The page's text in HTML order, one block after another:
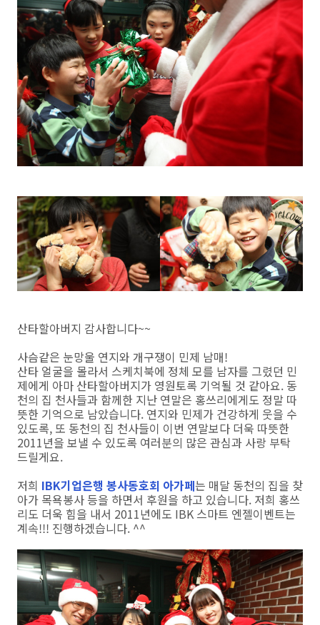
산타할아버지 감사합니다~~
사슴같은 눈망울 연지와 개구쟁이 민제 남매!
산타 얼굴을 몰라서 스케치북에 정체 모를 남자를 그렸던 민
제에게 아마 산타할아버지가 영원토록 기억될 것 같아요. 동
천의 집 천사들과 함께한 지난 연말은 홍쓰리에게도 정말 따
뜻한 기억으로 남았습니다. 연지와 민제가 건강하게 웃을 수
있도록, 또 동천의 집 천사들이 이번 연말보다 더욱 따뜻한
2011년을 보낼 수 있도록 여러분의 많은 관심과 사랑 부탁
드릴게요.
저희 IBK기업은행 봉사동호회 아가페는 매달 동천의 집을 찾
아가 목욕봉사 등을 하면서 후원을 하고 있습니다. 저희 홍쓰
리도 더욱 힘을 내서 2011년에도 IBK 스마트 엔젤이벤트는
계속!!! 진행하겠습니다. ^^